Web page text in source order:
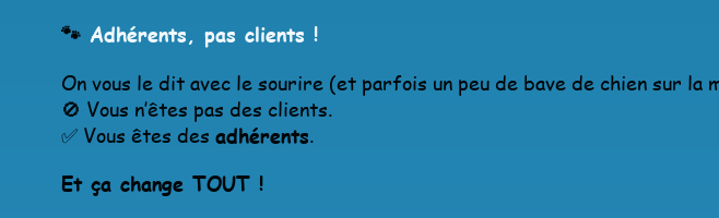
🐾 Adhérents, pas clients !
On vous le dit avec le sourire (et parfois un peu de bave de chien sur la
🚫 Vous n’êtes pas des clients.
✅ Vous êtes des adhérents.
Et ça change TOUT !